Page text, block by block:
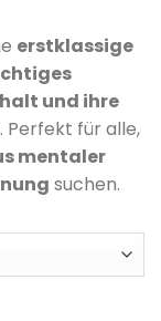
€
erstklassige
und ihre
Perfekt für alle,
mentaler
suchen.